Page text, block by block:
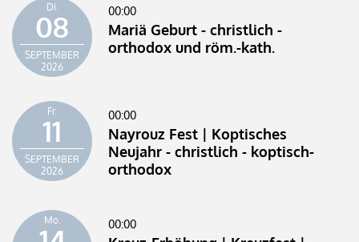
Di.
08
SEPTEMBER
2026
00:00
Mariä Geburt - christlich -
orthodox und röm.-kath.
Fr.
11
SEPTEMBER
2026
00:00
Nayrouz Fest | Koptisches
Neujahr - christlich - koptisch-
orthodox
Mo. 00:00